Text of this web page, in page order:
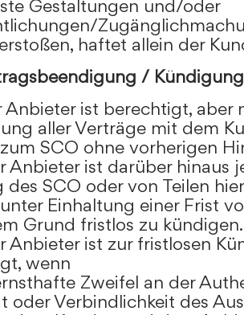
Gestaltungen und/oder
haftet allein der
/ Kündigung
ist berechtigt, aber
aller Verträge mit dem
SCO ohne vorherigen
ist darüber hinaus
des SCO oder von Teilen
Einhaltung einer Frist
Grund fristlos zu kündigen.
ist zur fristlosen
wenn
Zweifel an der
oder Verbindlichkeit des